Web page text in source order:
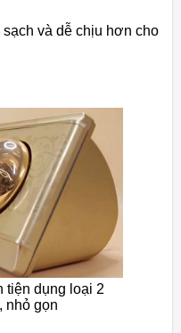
sạch và dễ chịu hơn cho
tiện dụng loại 2
nhỏ gọn